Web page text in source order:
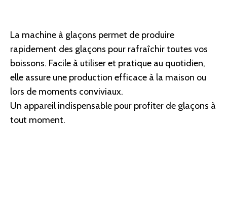
La machine à glaçons permet de produire
rapidement des glaçons pour rafraîchir toutes vos
boissons. Facile à utiliser et pratique au quotidien,
elle assure une production efficace à la maison ou
lors de moments conviviaux.
Un appareil indispensable pour profiter de glaçons à
tout moment.